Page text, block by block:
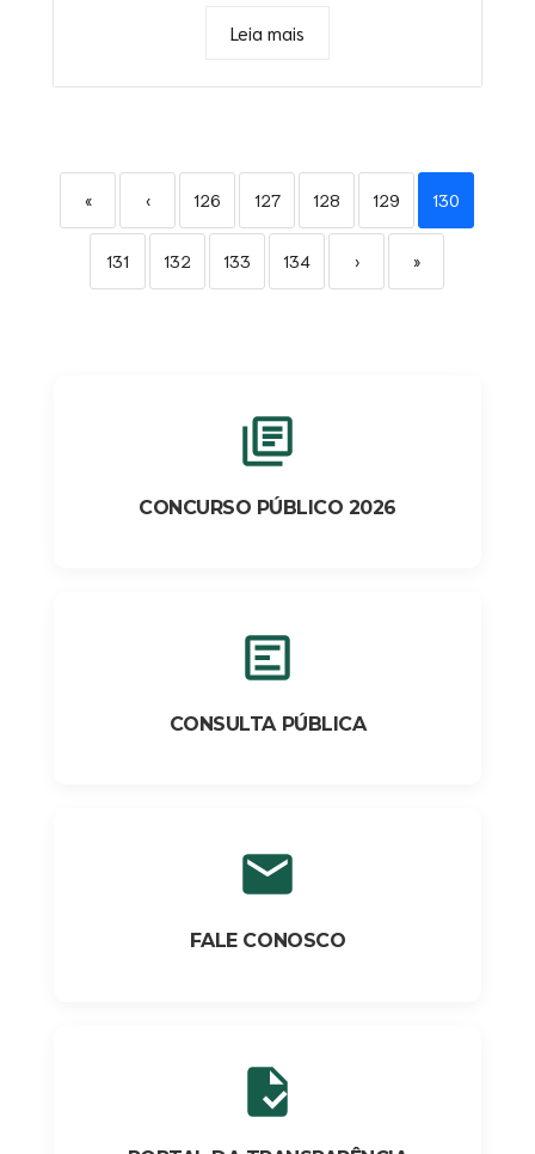
Leia mais
« ‹ 126 127 128 129 130
131 132 133 134 › »
CONCURSO PÚBLICO 2026
CONSULTA PÚBLICA
FALE CONOSCO